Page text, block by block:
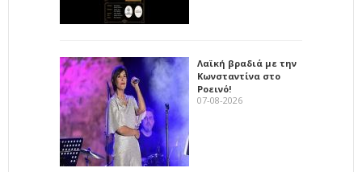
Λαϊκή βραδιά με την
Κωνσταντίνα στο
Ροεινό!
07-08-2026